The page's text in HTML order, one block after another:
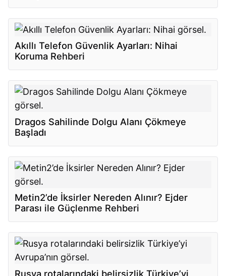
Akıllı Telefon Güvenlik Ayarları: Nihai
Koruma Rehberi
Dragos Sahilinde Dolgu Alanı Çökmeye
Başladı
Metin2’de İksirler Nereden Alınır? Ejder
Parası ile Güçlenme Rehberi
Rusya rotalarındaki belirsizlik Türkiye’yi